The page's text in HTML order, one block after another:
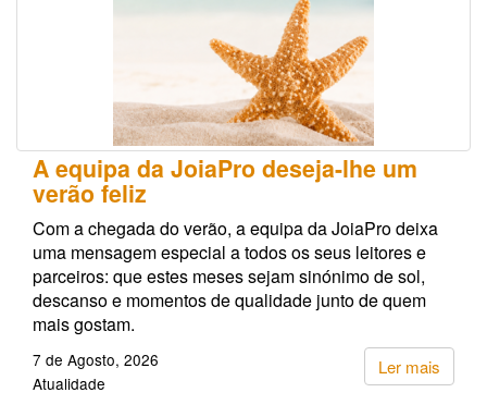
A equipa da JoiaPro deseja-lhe um
verão feliz
Com a chegada do verão, a equipa da JoiaPro deixa
uma mensagem especial a todos os seus leitores e
parceiros: que estes meses sejam sinónimo de sol,
descanso e momentos de qualidade junto de quem
mais gostam.
Ler mais
7 de Agosto, 2026
Atualidade